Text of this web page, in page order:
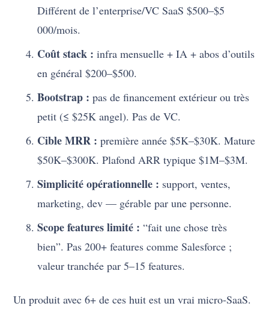
Différent de l’enterprise/VC SaaS $500–$5
000/mois.
Coût stack : infra mensuelle + IA + abos d’outils
en général $200–$500.
Bootstrap : pas de financement extérieur ou très
petit (≤ $25K angel). Pas de VC.
Cible MRR : première année $5K–$30K. Mature
$50K–$300K. Plafond ARR typique $1M–$3M.
Simplicité opérationnelle : support, ventes,
marketing, dev — gérable par une personne.
Scope features limité : “fait une chose très
bien”. Pas 200+ features comme Salesforce ;
valeur tranchée par 5–15 features.
Un produit avec 6+ de ces huit est un vrai micro-SaaS.